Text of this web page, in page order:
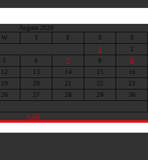
August 2026
W T F S
S
1
2
5 6 7 8
9
12 13 14 15
16
19 20 21 22
23
26 27 28 29
30
« Jul